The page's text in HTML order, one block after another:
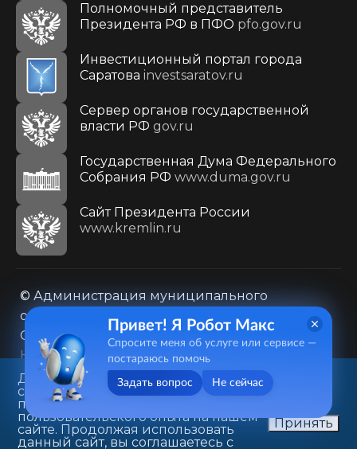
Полномочный представитель
Президента РФ в ПФО pfo.gov.ru
Инвестиционный портал города
Саратова investsaratov.ru
Сервер органов государственной
власти РФ gov.ru
Государственная Дума Федерального
Собрания РФ www.duma.gov.ru
Cайт Президента России
www.kremlin.ru
© Администрация муниципального
образования городского округа «Город
Саратов»
Контакты
Карта сайта
Политика в отношении обработки
персональных данных
410031, г. Саратов, ул. Первомайская, д. 78
+7(8452)26-02-49
Данный веб-сайт использует
cookie-файлы в целях
предоставления вам лучшего
пользовательского опыта на нашем
сайте. Продолжая использовать
данный сайт, вы соглашаетесь с
Принять
Привет! Я Робот Макс
Спросите меня об услуге или сервисе —
постараюсь помочь
Задать вопрос Не сейчас